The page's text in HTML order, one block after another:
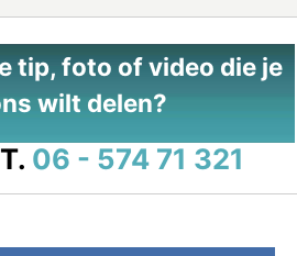
tip, foto of video die je
wilt delen?
T. 06 - 574 71 321